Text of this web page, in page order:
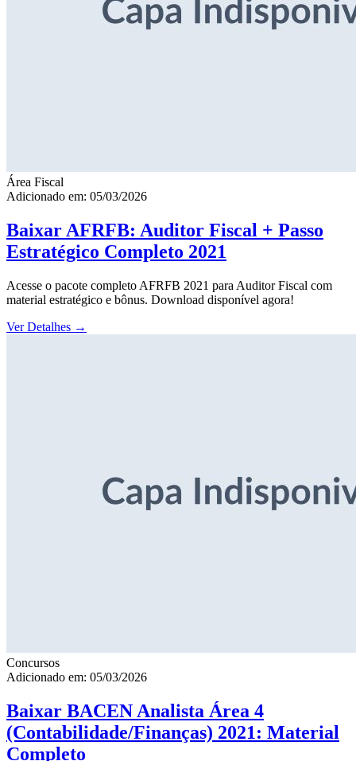
Área Fiscal
Adicionado em: 05/03/2026
Baixar AFRFB: Auditor Fiscal + Passo
Estratégico Completo 2021
Acesse o pacote completo AFRFB 2021 para Auditor Fiscal com
material estratégico e bônus. Download disponível agora!
Ver Detalhes →
Concursos
Adicionado em: 05/03/2026
Baixar BACEN Analista Área 4
(Contabilidade/Finanças) 2021: Material
Completo